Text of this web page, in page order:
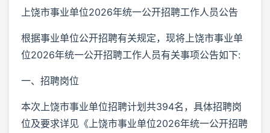
上饶市事业单位2026年统一公开招聘工作人员公告
根据事业单位公开招聘有关规定，现将上饶市事业单
位2026年统一公开招聘工作人员有关事项公告如下:
一、招聘岗位
本次上饶市事业单位招聘计划共394名，具体招聘岗
位及要求详见《上饶市事业单位2026年统一公开招聘